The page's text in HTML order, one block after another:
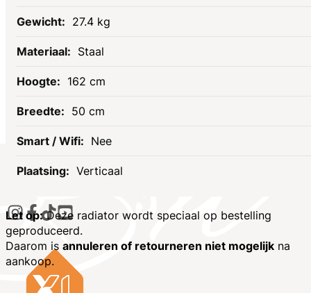
27.4 kg
Staal
162 cm
50 cm
Nee
Verticaal
Let op:Deze radiator wordt speciaal op bestelling
geproduceerd.
Daarom is annuleren of retourneren niet mogelijk na
aankoop.